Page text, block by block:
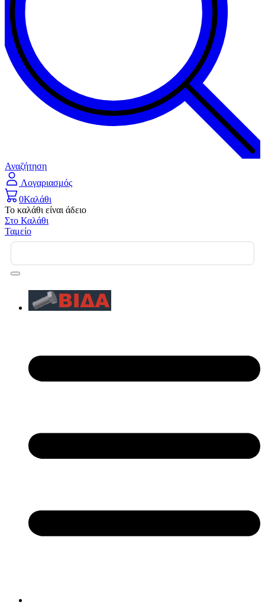
Αναζήτηση
Λογαριασμός
0Καλάθι
Το καλάθι είναι άδειο
Στο Καλάθι
Ταμείο